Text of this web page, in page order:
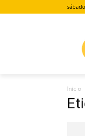
Inicio